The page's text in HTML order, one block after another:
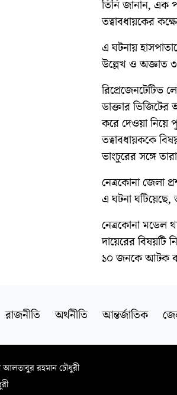
তিনি জানান, এক
তত্বাবধায়কের
এ ঘটনায়
উল্লেখ ও অজ্ঞাত
রিপ্রেজেনটেটিভ
ডাক্তার ভিজিটের
করে দেওয়া নিয়ে
তত্বাবধায়ককে
ভাংচুরের সঙ্গে
নেত্রকোনা জেলা
এ ঘটনা ঘটিয়েছে,
নেত্রকোনা মডেল
দায়েরের বিষয়টি
১০ জনকে আটক
রাজনীতি অর্থনীতি আন্তর্জাতিক
আলতাবুর রহমান চৌধুরী